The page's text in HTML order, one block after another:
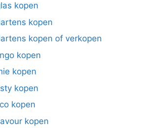
kopen
kopen
kopen of verkopen
kopen
kopen
kopen
kopen
kopen